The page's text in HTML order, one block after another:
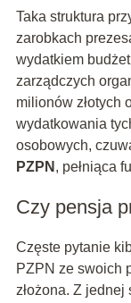
Taka struktura
zarobkach
wydatkiem
zarządczych
milionów złotych
wydatkowania
osobowych,
PZPN , pełniąca
Czy pensja
Częste pytanie
PZPN ze swoich
złożona. Z jednej